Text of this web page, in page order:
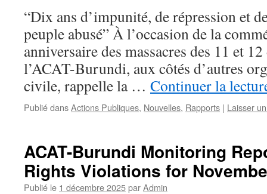
“Dix ans d’impunité, de répression et
peuple abusé” À l’occasion de la
anniversaire des massacres des 11 et
l’ACAT-Burundi, aux côtés d’autres
civile, rappelle la … Continuer la
Publié dansActions Publiques, Nouvelles, Rapports | Laisser
ACAT-Burundi Monitoring
Rights Violations for
Publié le 1 décembre 2025parAdmin